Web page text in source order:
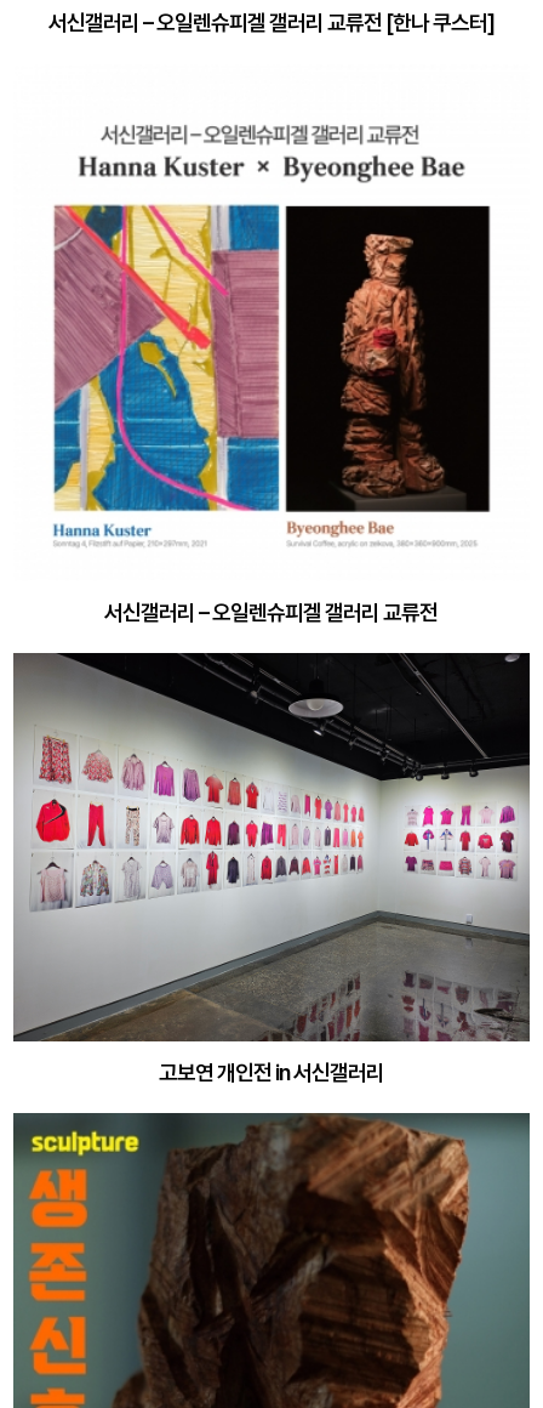
서신갤러리 – 오일렌슈피겔 갤러리 교류전 [한나 쿠스터]
서신갤러리 – 오일렌슈피겔 갤러리 교류전
고보연 개인전 in 서신갤러리